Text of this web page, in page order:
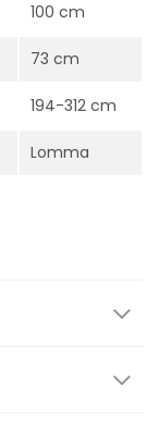
100 cm
73 cm
194-312 cm
Lomma